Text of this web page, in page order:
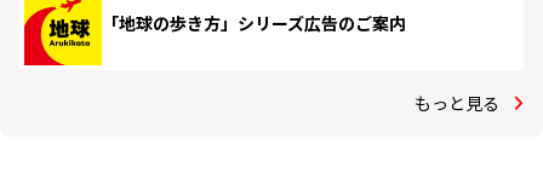
「地球の歩き方」シリーズ広告のご案内
もっと見る